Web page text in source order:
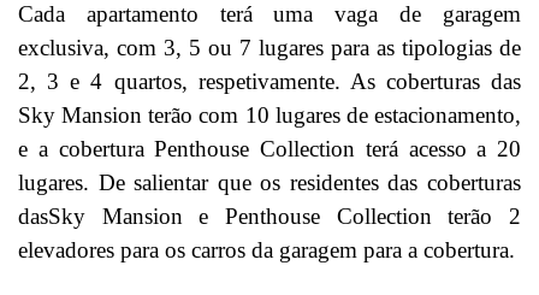
Cada apartamento terá uma vaga de garagem
exclusiva, com 3, 5 ou 7 lugares para as tipologias de
2, 3 e 4 quartos, respetivamente. As coberturas das
Sky Mansion terão com 10 lugares de estacionamento,
e a cobertura Penthouse Collection terá acesso a 20
lugares. De salientar que os residentes das coberturas
dasSky Mansion e Penthouse Collection terão 2
elevadores para os carros da garagem para a cobertura.